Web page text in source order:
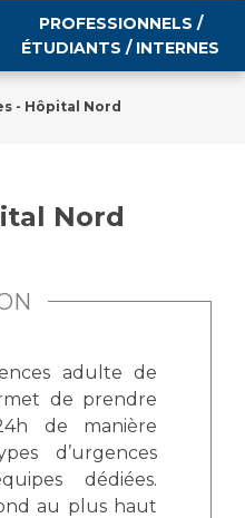
en ligne
PROFESSIONNELS /
ÉTUDIANTS / INTERNES
techniques
- Hôpital Nord
Nord
adulte de
de prendre
de manière
d’urgences
dédiées.
au plus haut